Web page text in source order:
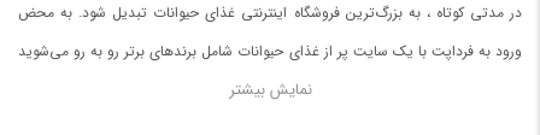
در مدتی کوتاه ، به بزرگ‌ترین فروشگاه اینترنتی غذای حیوانات تبدیل شود. به محض
ورود به فرداپت با یک سایت پر از غذای حیوانات شامل برندهای برتر رو به رو می‌شوید
نمایش بیشتر